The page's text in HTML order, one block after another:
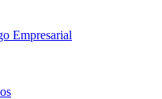
Empresarial